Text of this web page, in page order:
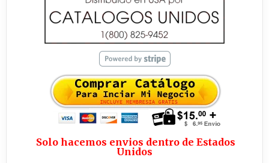
Solo hacemos envios dentro de Estados
Unidos